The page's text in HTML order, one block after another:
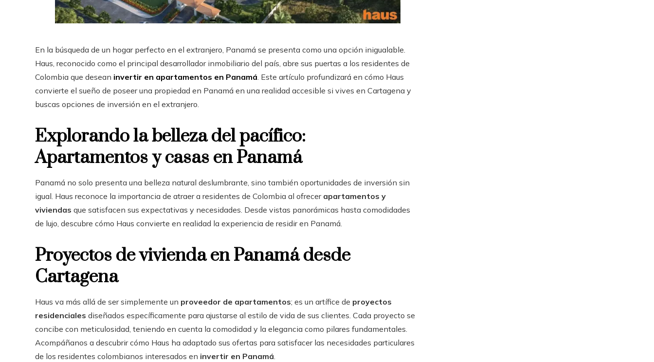
En la búsqueda de un hogar perfecto en el extranjero, Panamá se presenta como una opción inigualable.
Haus, reconocido como el principal desarrollador inmobiliario del país, abre sus puertas a los residentes de
Colombia que desean invertir en apartamentos en Panamá. Este artículo profundizará en cómo Haus
convierte el sueño de poseer una propiedad en Panamá en una realidad accesible si vives en Cartagena y
buscas opciones de inversión en el extranjero.
Explorando la belleza del pacífico:
Apartamentos y casas en Panamá
Panamá no solo presenta una belleza natural deslumbrante, sino también oportunidades de inversión sin
igual. Haus reconoce la importancia de atraer a residentes de Colombia al ofrecer apartamentos y
viviendas que satisfacen sus expectativas y necesidades. Desde vistas panorámicas hasta comodidades
de lujo, descubre cómo Haus convierte en realidad la experiencia de residir en Panamá.
Proyectos de vivienda en Panamá desde
Cartagena
Haus va más allá de ser simplemente un proveedor de apartamentos; es un artífice de proyectos
residenciales diseñados específicamente para ajustarse al estilo de vida de sus clientes. Cada proyecto se
concibe con meticulosidad, teniendo en cuenta la comodidad y la elegancia como pilares fundamentales.
Acompáñanos a descubrir cómo Haus ha adaptado sus ofertas para satisfacer las necesidades particulares
de los residentes colombianos interesados en invertir en Panamá.